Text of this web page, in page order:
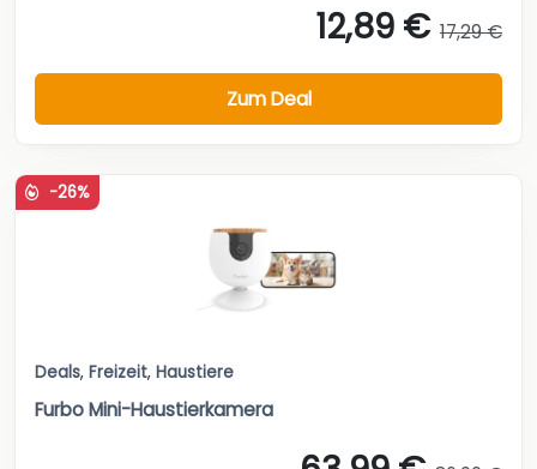
12,89 € 17,29 €
Zum Deal
-26%
Deals, Freizeit, Haustiere
Furbo Mini-Haustierkamera